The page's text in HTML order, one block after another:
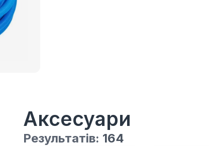
Аксесуари
Результатів: 164